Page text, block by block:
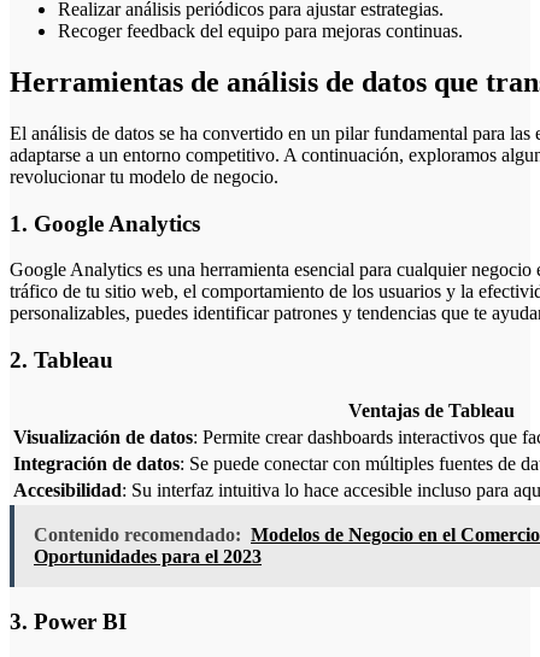
Realizar análisis periódicos para ajustar estrategias.
Recoger feedback del equipo para mejoras continuas.
Herramientas de análisis de datos que
El análisis de datos se ha convertido en un pilar fundamental para
adaptarse a un entorno competitivo. A continuación, exploramos
revolucionar tu modelo de negocio.
1. Google Analytics
Google Analytics es una herramienta esencial para cualquier
tráfico de tu sitio web, el comportamiento de los usuarios y la
personalizables, puedes identificar patrones y tendencias que te
2. Tableau
Ventajas de Tableau
Visualización de datos: Permite crear dashboards interactivos que
Integración de datos: Se puede conectar con múltiples fuentes de
Accesibilidad: Su interfaz intuitiva lo hace accesible incluso para
Contenido recomendado: Modelos de Negocio en el
Oportunidades para el 2023
3. Power BI